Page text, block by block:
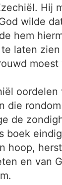
Hij
wilde
hem
laten
moest
oordelen
die
de
boek
hoop,
en van